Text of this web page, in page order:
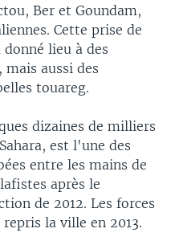
Ber et Goundam,
Cette prise de
lieu à des
aussi des
touareg.
dizaines de milliers
est l'une des
entre les mains de
après le
de 2012. Les forces
la ville en 2013.